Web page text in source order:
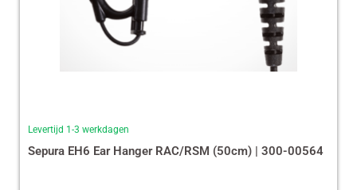
Levertijd 1-3 werkdagen
Sepura EH6 Ear Hanger RAC/RSM (50cm) | 300-00564